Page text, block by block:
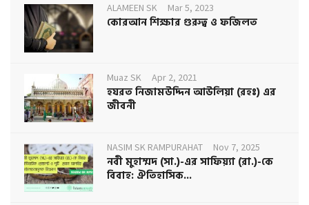
ALAMEEN SK Mar 5, 2023
কোরআন শিক্ষার গুরুত্ব ও ফজিলত
Muaz SK Apr 2, 2021
হযরত নিজামউদ্দিন আউলিয়া (রহঃ) এর
জীবনী
NASIM SK RAMPURAHAT Nov 7, 2025
নবী মুহাম্মদ (সা.)-এর সাফিয়্যা (রা.)-কে
বিবাহ: ঐতিহাসিক...